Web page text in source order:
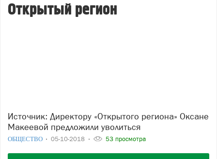
Открытый регион
Источник: Директору «Открытого региона» Оксане
Макеевой предложили уволиться
ОБЩЕСТВО 05-10-2018 53 просмотра